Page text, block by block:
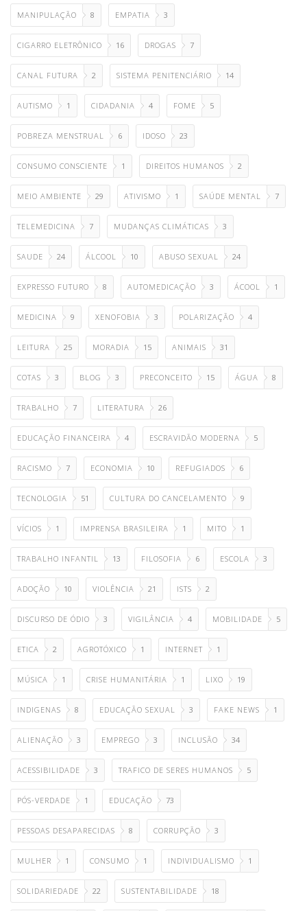
MANIPULAÇÃO 8 EMPATIA 3
CIGARRO ELETRÔNICO 16 DROGAS 7
CANAL FUTURA 2 SISTEMA PENITENCIÁRIO 14
AUTISMO 1 CIDADANIA 4 FOME 5
POBREZA MENSTRUAL 6 IDOSO 23
CONSUMO CONSCIENTE 1 DIREITOS HUMANOS 2
MEIO AMBIENTE 29 ATIVISMO 1 SAÚDE MENTAL 7
TELEMEDICINA 7 MUDANÇAS CLIMÁTICAS 3
SAUDE 24 ÁLCOOL 10 ABUSO SEXUAL 24
EXPRESSO FUTURO 8 AUTOMEDICAÇÃO 3 ÁCOOL 1
MEDICINA 9 XENOFOBIA 3 POLARIZAÇÃO 4
LEITURA 25 MORADIA 15 ANIMAIS 31
COTAS 3 BLOG 3 PRECONCEITO 15 ÁGUA 8
TRABALHO 7 LITERATURA 26
EDUCAÇÃO FINANCEIRA 4 ESCRAVIDÃO MODERNA 5
RACISMO 7 ECONOMIA 10 REFUGIADOS 6
TECNOLOGIA 51 CULTURA DO CANCELAMENTO 9
VÍCIOS 1 IMPRENSA BRASILEIRA 1 MITO 1
TRABALHO INFANTIL 13 FILOSOFIA 6 ESCOLA 3
ADOÇÃO 10 VIOLÊNCIA 21 ISTS 2
DISCURSO DE ÓDIO 3 VIGILÂNCIA 4 MOBILIDADE 5
ETICA 2 AGROTÓXICO 1 INTERNET 1
MÚSICA 1 CRISE HUMANITÁRIA 1 LIXO 19
INDIGENAS 8 EDUCAÇÃO SEXUAL 3 FAKE NEWS 1
ALIENAÇÃO 3 EMPREGO 3 INCLUSÃO 34
ACESSIBILIDADE 3 TRAFICO DE SERES HUMANOS 5
PÓS-VERDADE 1 EDUCAÇÃO 73
PESSOAS DESAPARECIDAS 8 CORRUPÇÃO 3
MULHER 1 CONSUMO 1 INDIVIDUALISMO 1
SOLIDARIEDADE 22 SUSTENTABILIDADE 18